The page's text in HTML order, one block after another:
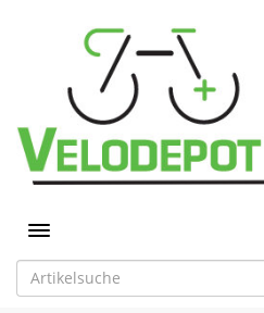
Toggle navigation